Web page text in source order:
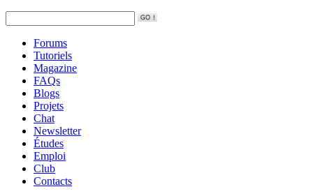
Forums
Tutoriels
Magazine
FAQs
Blogs
Projets
Chat
Newsletter
Études
Emploi
Club
Contacts